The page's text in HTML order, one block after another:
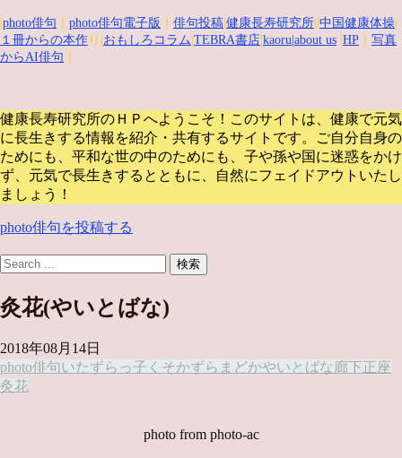
photo俳句 photo俳句電子版 俳句投稿 健康長寿研究所 中国健康体操
１冊からの本作 り| おもしろコラム TEBRA書店 kaoru |about us HP
写真
からAI俳句
健康長寿研究所のＨＰへようこそ！このサイトは、健康で元気
に長生きする情報を紹介・共有するサイトです。
ご自分自身の
ためにも、平和な世の中のためにも、子や孫や国に迷惑をかけ
ず、元気で長生きするとともに、自然にフェイドアウトいたし
ましょう！
photo俳句を投稿する
灸花(やいとばな)
2018年08月14日
photo俳句いたずらっ子 くそかずら まどかやいとばな 廊下正座
灸花
photo from photo-ac